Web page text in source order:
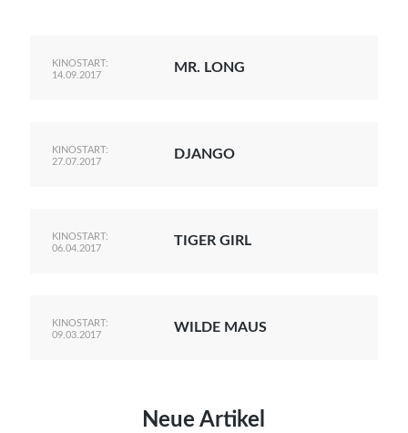
KINOSTART:
14.09.2017
MR. LONG
KINOSTART:
27.07.2017
DJANGO
KINOSTART:
06.04.2017
TIGER GIRL
KINOSTART:
09.03.2017
WILDE MAUS
Neue Artikel